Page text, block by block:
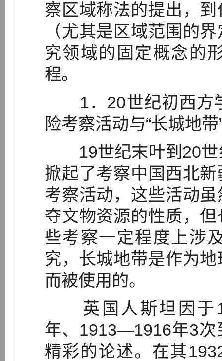
察区域称法的提出，
（尤其是区域范围的
究领域的固定概念的
程。
1．20世纪初西方
险考察活动与“长城地
19世纪末叶到20世
掀起了考察中国西北
考察活动，这些活动
夺文物资源的性质，
些考察一定程度上涉
究，长城地带是作为
而被使用的。
英国人斯坦因于
年、1913—1916年3次
精彩的论述。在其